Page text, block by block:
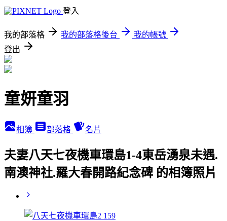
登入
我的部落格 我的部落格後台
我的帳號
登出
童妍童羽
相簿 部落格 名片
夫妻八天七夜機車環島1-4東岳湧泉未遇.
南澳神社.羅大春開路紀念碑 的相簿照片